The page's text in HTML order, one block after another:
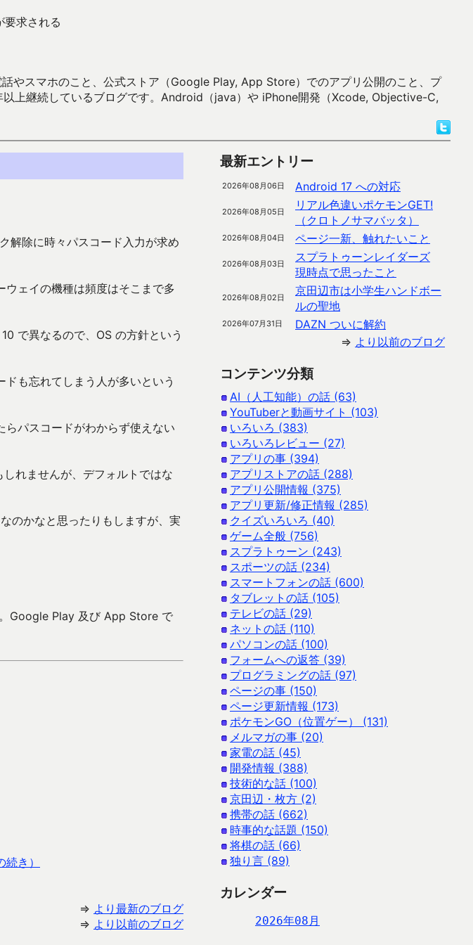
求される
やスマホのこと、公式ストア（Google Play, App Store）でのアプリ公開のこと、プ
上継続しているブログです。Android（java）や iPhone開発（Xcode, Objective-C,
解除に時々パスコード入力が求め
ェイの機種は頻度はそこまで多
で異なるので、OS の方針という
も忘れてしまう人が多いという
パスコードがわからず使えない
れませんが、デフォルトではな
のかなと思ったりもしますが、実
Google Play 及び App Store で
き）
⇒ より最新のブログ
⇒ より以前のブログ
最新エントリー
2026年08月06日 Android 17 への対応
2026年08月05日
リアル色違いポケモンGET!
（クロトノサマバッタ）
2026年08月04日 ページ一新、触れたいこと
2026年08月03日
スプラトゥーンレイダーズ
現時点で思ったこと
2026年08月02日
京田辺市は小学生ハンドボー
ルの聖地
2026年07月31日
DAZN ついに解約
⇒ より以前のブログ
コンテンツ分類
AI（人工知能）の話 (63)
YouTuberと動画サイト (103)
いろいろ (383)
いろいろレビュー (27)
アプリの事 (394)
アプリストアの話 (288)
アプリ公開情報 (375)
アプリ更新/修正情報 (285)
クイズいろいろ (40)
ゲーム全般 (756)
スプラトゥーン (243)
スポーツの話 (234)
スマートフォンの話 (600)
タブレットの話 (105)
テレビの話 (29)
ネットの話 (110)
パソコンの話 (100)
フォームへの返答 (39)
プログラミングの話 (97)
ページの事 (150)
ページ更新情報 (173)
ポケモンGO（位置ゲー） (131)
メルマガの事 (20)
家電の話 (45)
開発情報 (388)
技術的な話 (100)
京田辺・枚方 (2)
携帯の話 (662)
時事的な話題 (150)
将棋の話 (66)
独り言 (89)
カレンダー
2026年08月